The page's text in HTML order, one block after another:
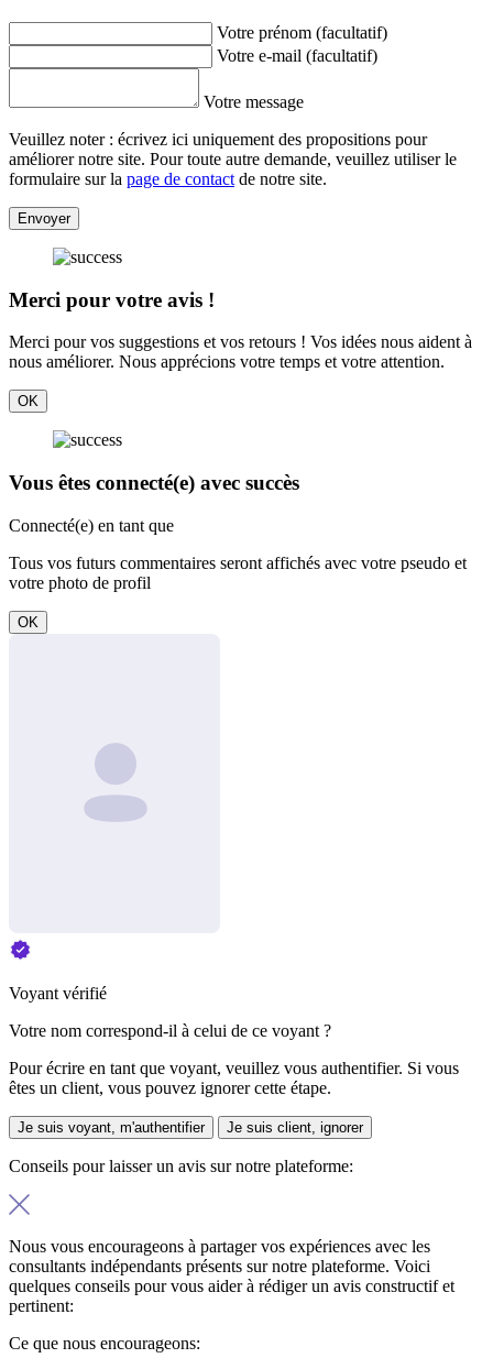
Votre prénom (facultatif)
Votre e-mail (facultatif)
Votre message
Veuillez noter : écrivez ici uniquement des propositions pour
améliorer notre site. Pour toute autre demande, veuillez utiliser le
formulaire sur la page de contact de notre site.
Envoyer
Merci pour votre avis !
Merci pour vos suggestions et vos retours ! Vos idées nous aident à
nous améliorer. Nous apprécions votre temps et votre attention.
OK
Vous êtes connecté(e) avec succès
Connecté(e) en tant que
Tous vos futurs commentaires seront affichés avec votre pseudo et
votre photo de profil
OK
Voyant vérifié
Votre nom correspond-il à celui de ce voyant ?
Pour écrire en tant que voyant, veuillez vous authentifier. Si vous
êtes un client, vous pouvez ignorer cette étape.
Je suis voyant, m'authentifier Je suis client, ignorer
Conseils pour laisser un avis sur notre plateforme:
Nous vous encourageons à partager vos expériences avec les
consultants indépendants présents sur notre plateforme. Voici
quelques conseils pour vous aider à rédiger un avis constructif et
pertinent:
Ce que nous encourageons: